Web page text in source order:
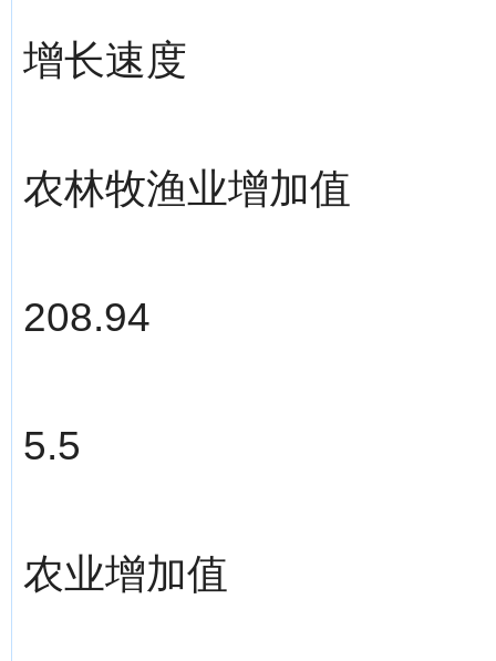
增长速度
农林牧渔业增加值
208.94
5.5
农业增加值